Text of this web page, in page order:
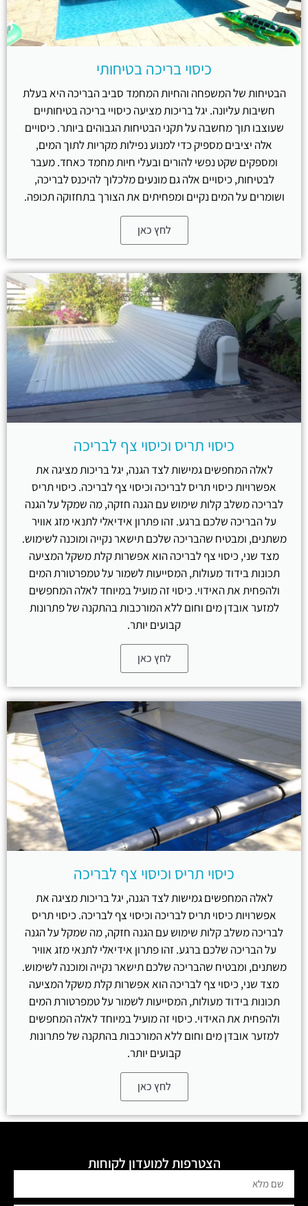
כיסוי בריכה בטיחותי
הבטיחות של המשפחה והחיות המחמד סביב הבריכה היא בעלת
חשיבות עליונה. יגל בריכות מציעה כיסויי בריכה בטיחותיים
שעוצבו תוך מחשבה על תקני הבטיחות הגבוהים ביותר. כיסויים
אלה יציבים מספיק כדי למנוע נפילות מקריות לתוך המים,
ומספקים שקט נפשי להורים ובעלי חיות מחמד כאחד. מעבר
לבטיחות, כיסויים אלה גם מונעים מלכלוך להיכנס לבריכה,
ושומרים על המים נקיים ומפחיתים את הצורך בתחזוקה תכופה.
לחץ כאן
כיסוי תריס וכיסוי צף לבריכה
לאלה המחפשים גמישות לצד הגנה, יגל בריכות מציגה את
אפשרויות כיסוי תריס לבריכה וכיסוי צף לבריכה. כיסוי תריס
לבריכה משלב קלות שימוש עם הגנה חזקה, מה שמקל על הגנה
על הבריכה שלכם ברגע. זהו פתרון אידיאלי לתנאי מזג אוויר
משתנים, ומבטיח שהבריכה שלכם תישאר נקייה ומוכנה לשימוש.
מצד שני, כיסוי צף לבריכה הוא אפשרות קלת משקל המציעה
תכונות בידוד מעולות, המסייעות לשמור על טמפרטורת המים
ולהפחית את האידוי. כיסוי זה מועיל במיוחד לאלה המחפשים
למזער אובדן מים וחום ללא המורכבות בהתקנה של פתרונות
קבועים יותר.
לחץ כאן
כיסוי תריס וכיסוי צף לבריכה
לאלה המחפשים גמישות לצד הגנה, יגל בריכות מציגה את
אפשרויות כיסוי תריס לבריכה וכיסוי צף לבריכה. כיסוי תריס
לבריכה משלב קלות שימוש עם הגנה חזקה, מה שמקל על הגנה
על הבריכה שלכם ברגע. זהו פתרון אידיאלי לתנאי מזג אוויר
משתנים, ומבטיח שהבריכה שלכם תישאר נקייה ומוכנה לשימוש.
מצד שני, כיסוי צף לבריכה הוא אפשרות קלת משקל המציעה
תכונות בידוד מעולות, המסייעות לשמור על טמפרטורת המים
ולהפחית את האידוי. כיסוי זה מועיל במיוחד לאלה המחפשים
למזער אובדן מים וחום ללא המורכבות בהתקנה של פתרונות
קבועים יותר.
לחץ כאן
הצטרפות למועדון לקוחות